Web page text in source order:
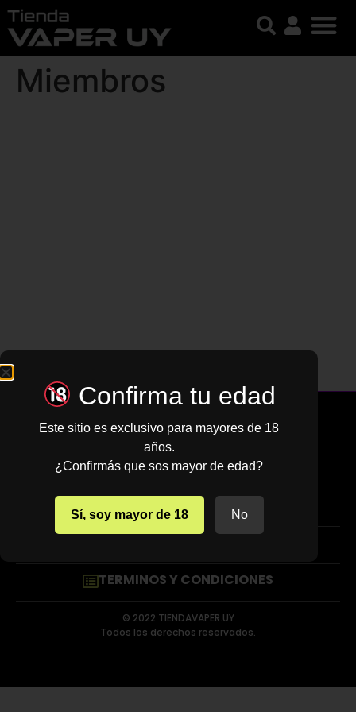
Miembros
La tienda de vapeo mejor valorada de Uruguay.
ATENCIÓN AL CLIENTE
Lunes a sabados de 10 a 19 hs
TERMINOS Y CONDICIONES
© 2022 TIENDAVAPER.UY
Todos los derechos reservados.
Confirma tu edad
Este sitio es exclusivo para mayores de 18
años.
¿Confirmás que sos mayor de edad?
Sí, soy mayor de 18 No